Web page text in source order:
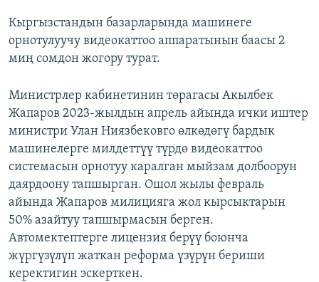
Кыргызстандын базарларында машинеге
орнотулуучу видеокаттоо аппаратынын баасы 2
миң сомдон жогору турат.
Министрлер кабинетинин төрагасы Акылбек
Жапаров 2023-жылдын апрель айында ички иштер
министри Улан Ниязбековго өлкөдөгү бардык
машинелерге милдеттүү түрдө видеокаттоо
системасын орнотуу каралган мыйзам долбоорун
даярдоону тапшырган. Ошол жылы февраль
айында Жапаров милицияга жол кырсыктарын
50% азайтуу тапшырмасын берген.
Автомектептерге лицензия берүү боюнча
жүргүзүлүп жаткан реформа үзүрүн бериши
керектигин эскерткен.